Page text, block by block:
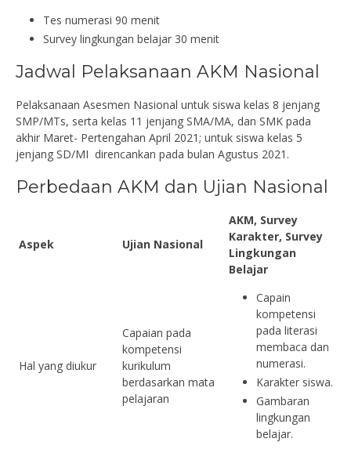
Tes numerasi 90 menit
Survey lingkungan belajar 30 menit
Jadwal Pelaksanaan AKM Nasional
Pelaksanaan Asesmen Nasional untuk siswa kelas 8 jenjang
SMP/MTs, serta kelas 11 jenjang SMA/MA, dan SMK pada
akhir Maret- Pertengahan April 2021; untuk siswa kelas 5
jenjang SD/MI direncankan pada bulan Agustus 2021.
Perbedaan AKM dan Ujian Nasional
Aspek Ujian Nasional
AKM, Survey
Karakter, Survey
Lingkungan
Belajar
Hal yang diukur
Capaian pada
kompetensi
kurikulum
berdasarkan mata
pelajaran
Capain
kompetensi
pada literasi
membaca dan
numerasi.
Karakter siswa.
Gambaran
lingkungan
belajar.